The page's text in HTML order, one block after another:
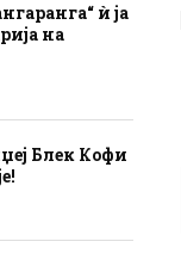
ѝ ја
на
Блек Кофи